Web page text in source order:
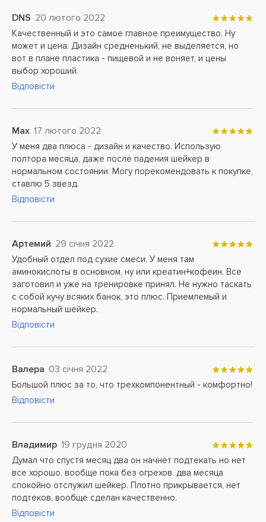
DNS 20 лютого 2022
Качественный и это самое главное преимущество. Ну
может и цена. Дизайн средненький, не выделяется, но
вот в плане пластика - пищевой и не воняет, и цены
выбор хороший.
Відповісти
Max 17 лютого 2022
У меня два плюса - дизайн и качество. Использую
полтора месяца, даже после падения шейкер в
нормальном состоянии. Могу порекомендовать к покупке,
ставлю 5 звезд.
Відповісти
Артемий 29 січня 2022
Удобный отдел под сухие смеси. У меня там
аминокислоты в основном, ну или креатин+кофеин. Все
заготовил и уже на тренировке принял. Не нужно таскать
с собой кучу всяких банок, это плюс. Приемлемый и
нормальный шейкер.
Відповісти
Валера 03 січня 2022
Большой плюс за то, что трехкомпонентный - комфортно!
Відповісти
Владимир 19 грудня 2020
Думал что спустя месяц два он начнет подтекать но нет
все хорошо. вообще пока без огрехов. два месяца
спокойно отслужил шейкер. Плотно прикрывается, нет
подтеков, вообще сделан качественно.
Відповісти